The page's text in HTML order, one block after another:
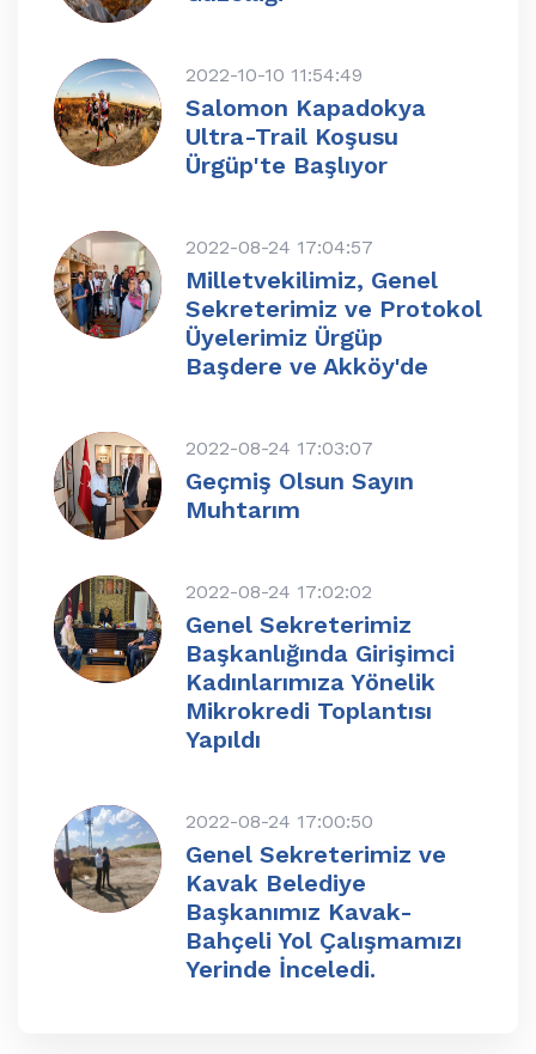
2022-10-10 11:54:49
Salomon Kapadokya
Ultra-Trail Koşusu
Ürgüp'te Başlıyor
2022-08-24 17:04:57
Milletvekilimiz, Genel
Sekreterimiz ve Protokol
Üyelerimiz Ürgüp
Başdere ve Akköy'de
2022-08-24 17:03:07
Geçmiş Olsun Sayın
Muhtarım
2022-08-24 17:02:02
Genel Sekreterimiz
Başkanlığında Girişimci
Kadınlarımıza Yönelik
Mikrokredi Toplantısı
Yapıldı
2022-08-24 17:00:50
Genel Sekreterimiz ve
Kavak Belediye
Başkanımız Kavak-
Bahçeli Yol Çalışmamızı
Yerinde İnceledi.